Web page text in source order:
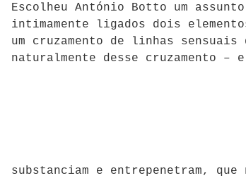
Escolheu António Botto um
intimamente ligados dois
um cruzamento de linhas
naturalmente desse cruzamento
substanciam e entrepenetram,